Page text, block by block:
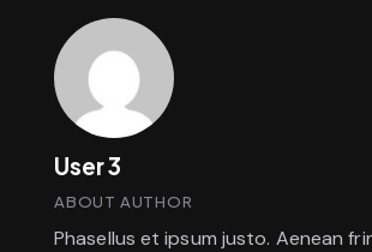
User 3
ABOUT AUTHOR
Phasellus et ipsum justo. Aenean